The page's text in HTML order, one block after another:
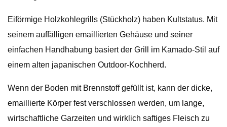
Eiförmige Holzkohlegrills (Stückholz) haben Kultstatus. Mit
seinem auffälligen emaillierten Gehäuse und seiner
einfachen Handhabung basiert der Grill im Kamado-Stil auf
einem alten japanischen Outdoor-Kochherd.
Wenn der Boden mit Brennstoff gefüllt ist, kann der dicke,
emaillierte Körper fest verschlossen werden, um lange,
wirtschaftliche Garzeiten und wirklich saftiges Fleisch zu